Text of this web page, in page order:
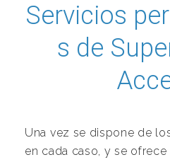
Servicios
s de
Una vez se dispone de
en cada caso, y se